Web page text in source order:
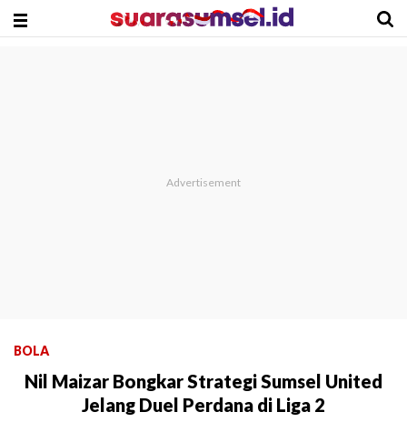
BOLA
Nil Maizar Bongkar Strategi Sumsel United
Jelang Duel Perdana di Liga 2